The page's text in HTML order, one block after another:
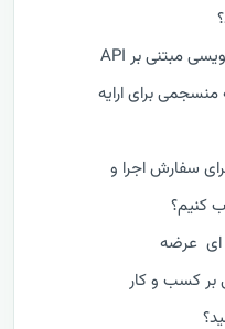
ارایه دهنده خدمات برنامه نویسی مبتنی بر API
منسجمی برای ارایه
سفارش اجرا و
کنیم؟
ای عرضه
بر کسب و کار